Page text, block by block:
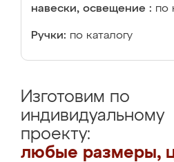
навески, освещение : по
Ручки: по каталогу
Изготовим по
индивидуальному
проекту:
любые размеры,